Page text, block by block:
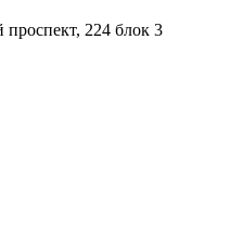
224 блок 3